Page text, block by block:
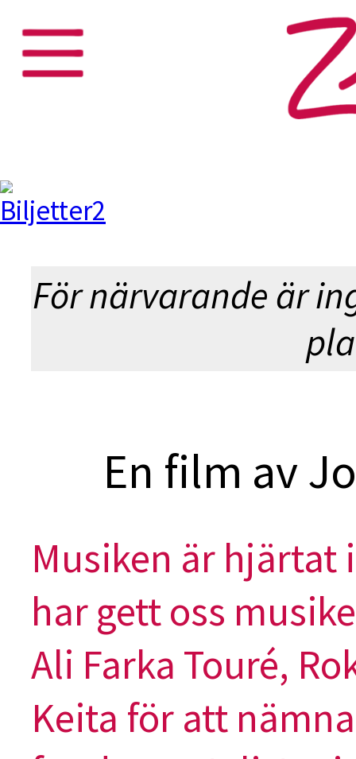
För närvarande är
En film av
Musiken är hjärtat
har gett oss
Ali Farka Touré,
Keita för att